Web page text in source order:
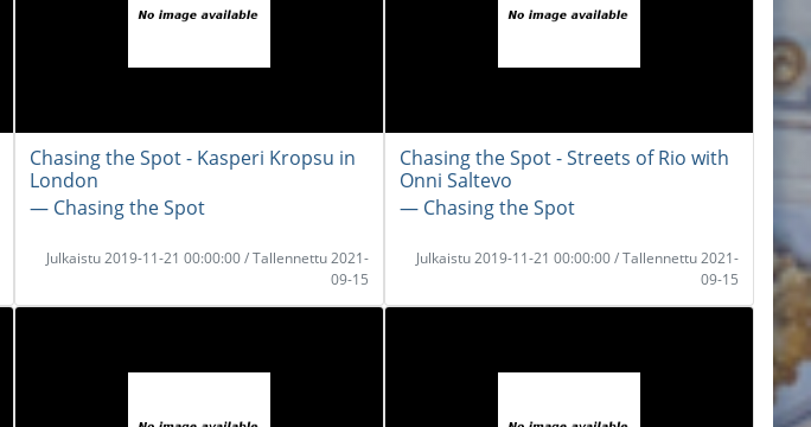
Chasing the Spot - Kasperi Kropsu in
London
― Chasing the Spot
Julkaistu 2019-11-21 00:00:00 / Tallennettu 2021-
09-15
Chasing the Spot - Streets of Rio with
Onni Saltevo
― Chasing the Spot
Julkaistu 2019-11-21 00:00:00 / Tallennettu 2021-
09-15